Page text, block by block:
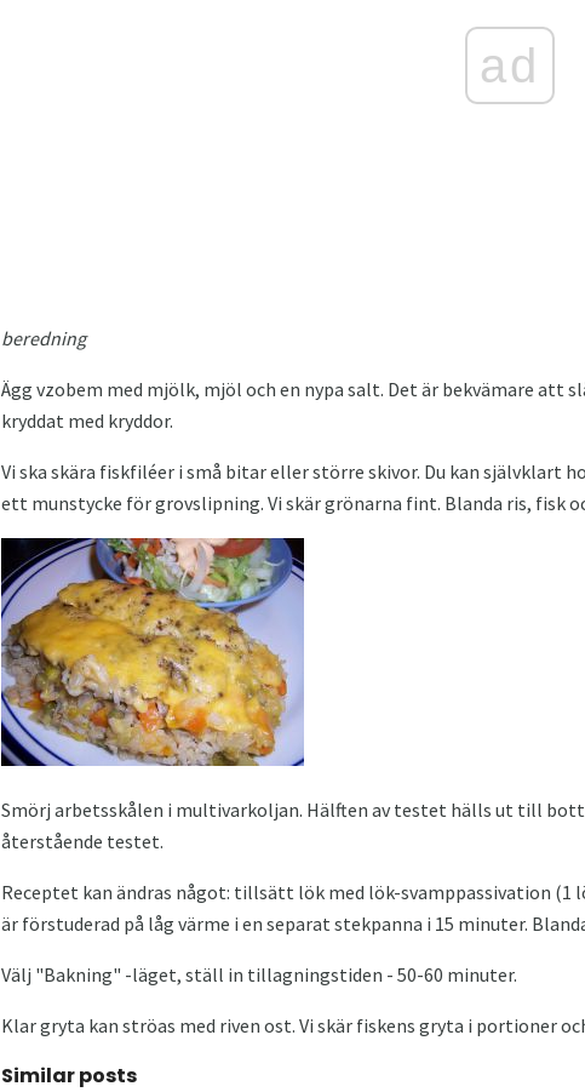
ad
beredning
Ägg vzobem med mjölk, mjöl och en nypa salt. Det är bekvämare att
kryddat med kryddor.
Vi ska skära fiskfiléer i små bitar eller större skivor. Du kan självklart
ett munstycke för grovslipning. Vi skär grönarna fint. Blanda ris, fisk
Smörj arbetsskålen i multivarkoljan. Hälften av testet hälls ut till
återstående testet.
Receptet kan ändras något: tillsätt lök med lök-svamppassivation (1
är förstuderad på låg värme i en separat stekpanna i 15 minuter.
Välj "Bakning" -läget, ställ in tillagningstiden - 50-60 minuter.
Klar gryta kan ströas med riven ost. Vi skär fiskens gryta i portioner
Similar posts